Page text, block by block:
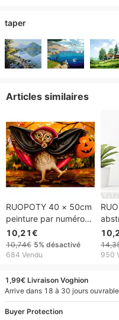
taper
Articles similaires
RUOPOTY 40 × 50cm
peinture par numéros
fait à la main dessin
d'image Halloween
citrouille hibou décor à
personnalisé
10,21€
10,74€ 5% désactivé
684 Vendu
la
du
950
1,99€ Livraison Voghion
Arrive dans 18 à 30 jours
Buyer Protection